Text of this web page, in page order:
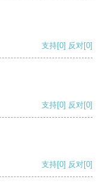
支持[0] 反对[0]
支持[0] 反对[0]
支持[0] 反对[0]